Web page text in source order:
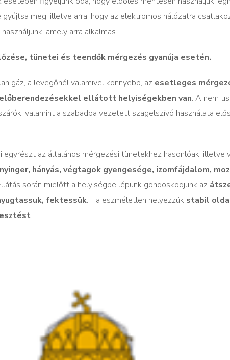
meg, illetve arra, hogy az elektromos hálózatra
amely arra alkalmas.
tünetei és teendők mérgezés gyanúja esetén.
gáz, a levegőnél valamivel könnyebb, az esetleges
ellátott helyiségekben van. A nem
valamint a szabadba vezetett szagelszívó használata
az általános mérgezési tünetekhez hasonlóak, illetve
hányás, végtagok gyengesége, izomfájdalom,
során mielőtt a helyiségbe lépünk gondoskodjunk az
fektessük. Ha eszméletlen helyezzük stabil
.